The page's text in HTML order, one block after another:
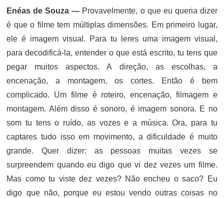
Enéas de Souza — Provavelmente, o que eu queria dizer
é que o filme tem múltiplas dimensões. Em primeiro lugar,
ele é imagem visual. Para tu leres uma imagem visual,
para decodificá-la, entender o que está escrito, tu tens que
pegar muitos aspectos. A direção, as escolhas, a
encenação, a montagem, os cortes. Então é bem
complicado. Um filme é roteiro, encenação, filmagem e
montagem. Além disso é sonoro, é imagem sonora. E no
som tu tens o ruído, as vozes e a música. Ora, para tu
captares tudo isso em movimento, a dificuldade é muito
grande. Quer dizer: as pessoas muitas vezes se
surpreendem quando eu digo que vi dez vezes um filme.
Mas como tu viste dez vezes? Não encheu o saco? Eu
digo que não, porque eu estou vendo outras coisas no